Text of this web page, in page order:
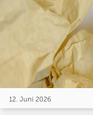
12. Juni 2026